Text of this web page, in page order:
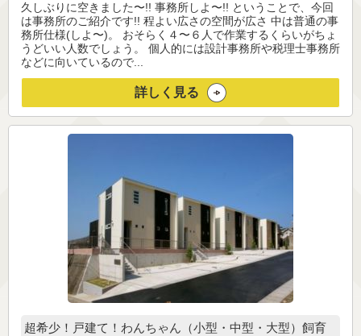
久しぶりに空きました〜!! 事務所しよ〜!! ということで、今回
は事務所のご紹介です!! 程よい広さの空間が広さ 中は普通の事
務所仕様(しよ〜)。 おそらく４〜６人で作業するくらいがちょ
うどいい人数でしょう。 個人的には設計事務所や税理士事務所
などに向いているので...
詳しく見る
超希少！戸建て！わんちゃん（小型・中型・大型）飼育